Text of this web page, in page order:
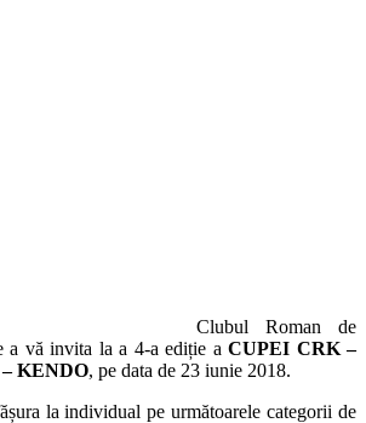
Clubul Roman de
a vă invita la a 4-a ediție a CUPEI CRK –
KENDO, pe data de 23 iunie 2018.
la individual pe următoarele categorii de